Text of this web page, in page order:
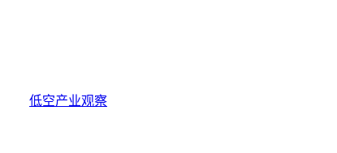
低空产业观察